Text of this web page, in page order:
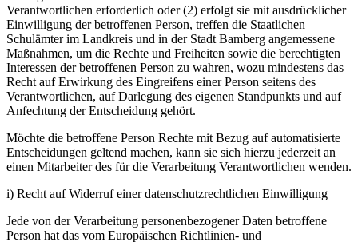
Verantwortlichen erforderlich oder (2) erfolgt sie mit ausdrücklicher
Einwilligung der betroffenen Person, treffen die Staatlichen
Schulämter im Landkreis und in der Stadt Bamberg angemessene
Maßnahmen, um die Rechte und Freiheiten sowie die berechtigten
Interessen der betroffenen Person zu wahren, wozu mindestens das
Recht auf Erwirkung des Eingreifens einer Person seitens des
Verantwortlichen, auf Darlegung des eigenen Standpunkts und auf
Anfechtung der Entscheidung gehört.
Möchte die betroffene Person Rechte mit Bezug auf automatisierte
Entscheidungen geltend machen, kann sie sich hierzu jederzeit an
einen Mitarbeiter des für die Verarbeitung Verantwortlichen wenden.
i) Recht auf Widerruf einer datenschutzrechtlichen Einwilligung
Jede von der Verarbeitung personenbezogener Daten betroffene
Person hat das vom Europäischen Richtlinien- und